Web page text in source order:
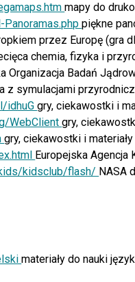
mapy do
Panoramas.phppiękne
przez Europę (gra
chemia, fizyka i
Organizacja Badań
z symulacjami
idhuGgry, ciekawostki i
WebClientgry,
gry, ciekawostki i
Europejska
kidsclub/flash/ NASA
materiały do nauki